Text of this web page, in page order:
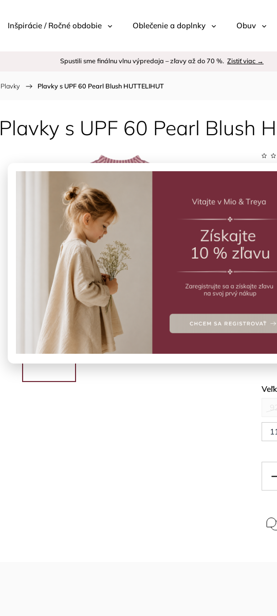
Inšpirácie / Ročné obdobie Oblečenie a doplnky Obuv
Spustili sme finálnu vlnu výpredaja – zľavy až do 70 %. Zistiť viac →
Plavky / Plavky s UPF 60 Pearl Blush HUTTELIHUT
Plavky s UPF 60 Pearl Blush
Kód: